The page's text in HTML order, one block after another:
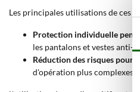
Les principales utilisations de ces
Protection individuelle
les pantalons et vestes anti-
Réduction des risques pour
d'opération plus complexes.